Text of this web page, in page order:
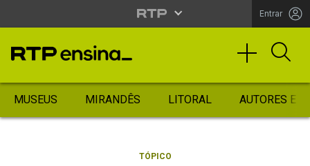
Entrar
MUSEUS MIRANDÊS LITORAL AUTORES
TÓPICO